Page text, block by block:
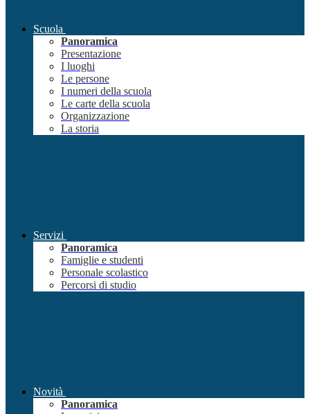
Scuola
Panoramica
Presentazione
I luoghi
Le persone
I numeri della scuola
Le carte della scuola
Organizzazione
La storia
Servizi
Panoramica
Famiglie e studenti
Personale scolastico
Percorsi di studio
Novità
Panoramica